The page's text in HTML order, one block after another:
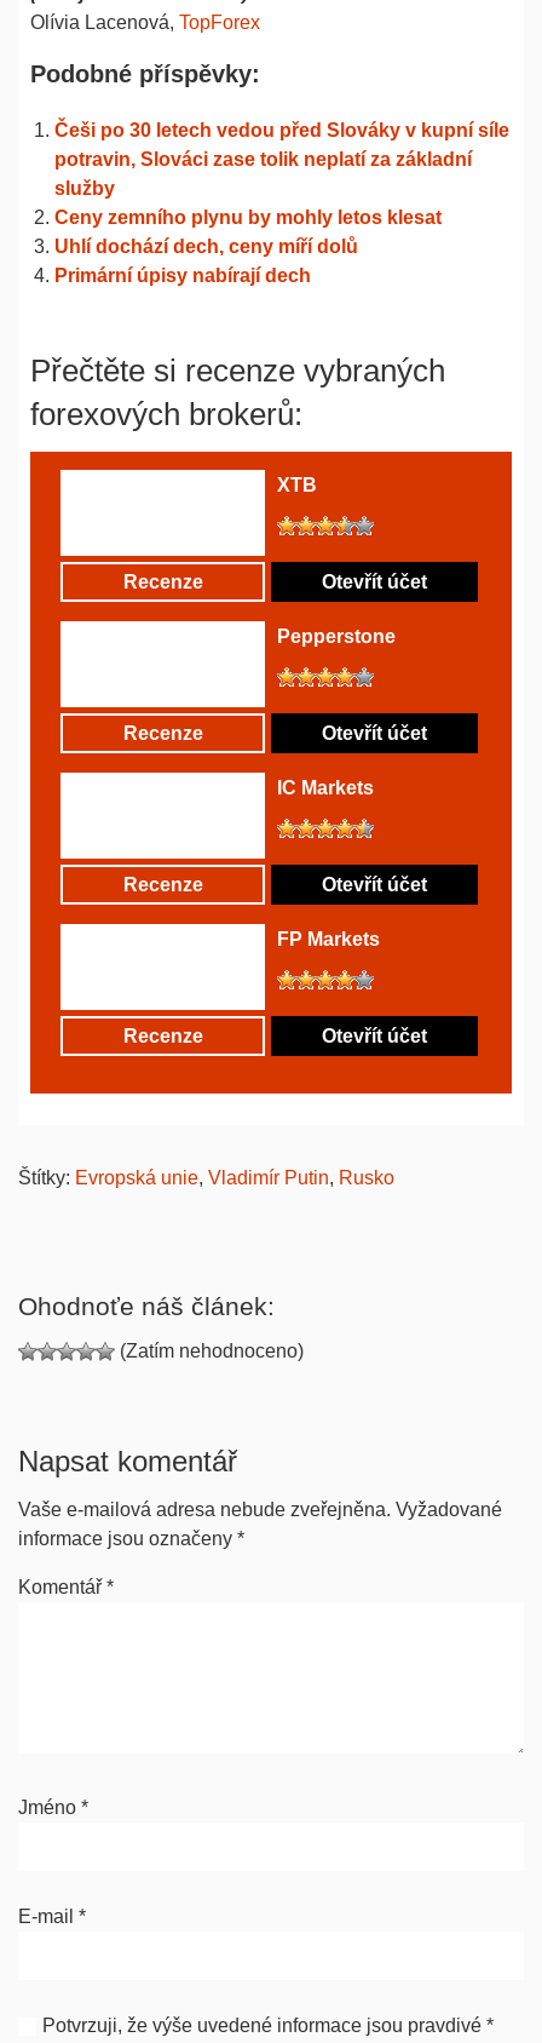
Olívia Lacenová, TopForex
Podobné příspěvky:
Češi po 30 letech vedou před Slováky v kupní síle
potravin, Slováci zase tolik neplatí za základní
služby
Ceny zemního plynu by mohly letos klesat
Uhlí dochází dech, ceny míří dolů
Primární úpisy nabírají dech
Přečtěte si recenze vybraných
forexových brokerů:
XTB
Recenze Otevřít účet
Pepperstone
Recenze Otevřít účet
IC Markets
Recenze Otevřít účet
FP Markets
Recenze Otevřít účet
Štítky: Evropská unie, Vladimír Putin, Rusko
Ohodnoťe náš článek:
(Zatím nehodnoceno)
Napsat komentář
Vaše e-mailová adresa nebude zveřejněna. Vyžadované
informace jsou označeny *
Komentář *
Jméno *
E-mail *
Potvrzuji, že výše uvedené informace jsou pravdivé *